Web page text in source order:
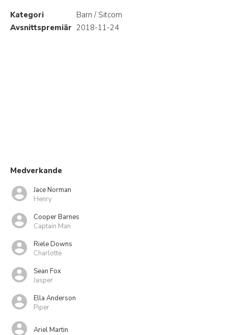
Kategori
Barn / Sitcom
Avsnittspremiär 2018-11-24
Medverkande
Jace Norman
Henry
Cooper Barnes
Captain Man
Riele Downs
Charlotte
Sean Fox
Jasper
Ella Anderson
Piper
Ariel Martin